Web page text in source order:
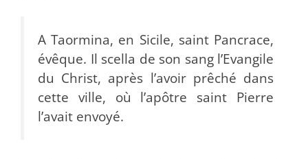
A Taormina, en Sicile, saint Pancrace,
évêque. Il scella de son sang l’Evangile
du Christ, après l’avoir prêché dans
cette ville, où l’apôtre saint Pierre
l’avait envoyé.